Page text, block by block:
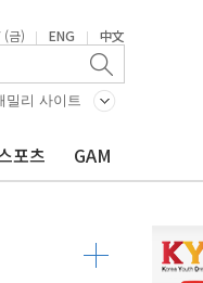
금) | ENG | 中文
밀리 사이트
포츠 GAM